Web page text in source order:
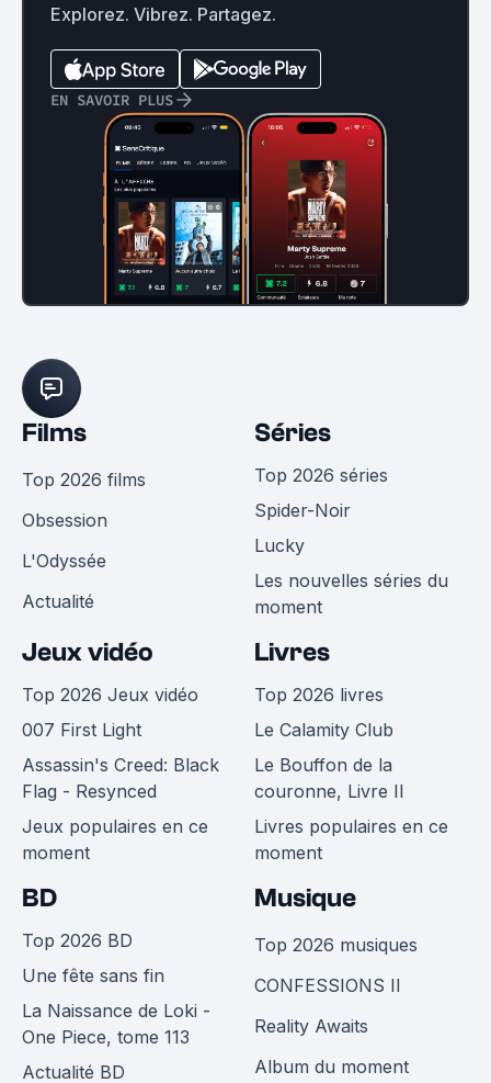
Explorez. Vibrez. Partagez.
EN SAVOIR PLUS
Films
Top 2026 films
Obsession
L'Odyssée
Actualité
Séries
Top 2026 séries
Spider-Noir
Lucky
Les nouvelles séries du
moment
Jeux vidéo
Top 2026 Jeux vidéo
007 First Light
Assassin's Creed: Black
Flag - Resynced
Jeux populaires en ce
moment
Livres
Top 2026 livres
Le Calamity Club
Le Bouffon de la
couronne, Livre II
Livres populaires en ce
moment
BD
Top 2026 BD
Une fête sans fin
La Naissance de Loki -
One Piece, tome 113
Actualité BD
Musique
Top 2026 musiques
CONFESSIONS II
Reality Awaits
Album du moment